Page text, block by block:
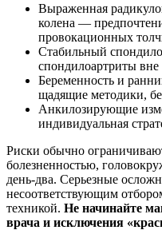
Выраженная
колена —
провокационных
Стабильный
спондилоартриты вне
Беременность и
щадящие методики,
Анкилозирующие
индивидуальная
Риски обычно
болезненностью,
день‑два. Серьезные
несоответствующим
техникой. Не начинайте
врача и исключения